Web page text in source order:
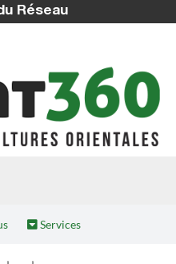
Réseau
Services